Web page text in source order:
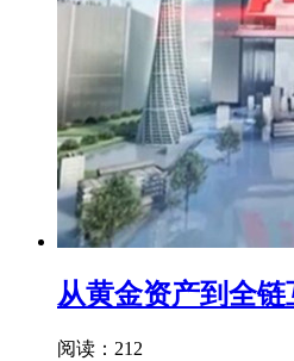
从黄金资产到全链
阅读：212